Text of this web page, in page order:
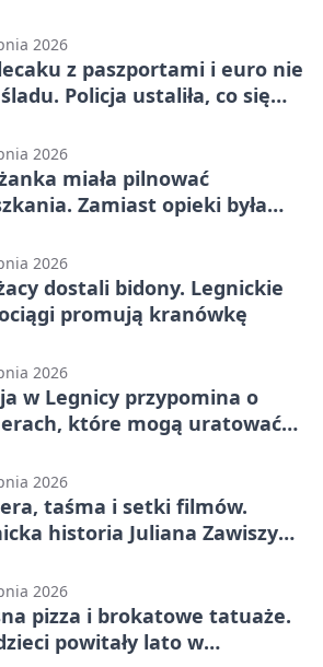
2026
z paszportami i euro nie
śladu. Policja ustaliła, co się
2026
miała pilnować
Zamiast opieki była
2026
dostali bidony. Legnickie
promują kranówkę
2026
w Legnicy przypomina o
które mogą uratować
2026
taśma i setki filmów.
historia Juliana Zawiszy
2026
pizza i brokatowe tatuaże.
powitały lato w